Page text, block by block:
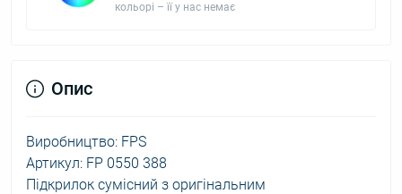
кольорі – її у нас немає
Опис
Виробництво: FPS
Артикул: FP 0550 388
Підкрилок сумісний з оригінальним